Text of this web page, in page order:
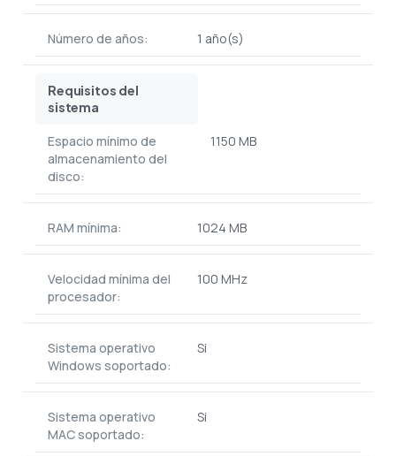
Número de años: 1 año(s)
Requisitos del
sistema
Espacio mínimo de
almacenamiento del
disco:
1150 MB
RAM mínima: 1024 MB
Velocidad mínima del
procesador:
100 MHz
Sistema operativo
Windows soportado:
Si
Sistema operativo
MAC soportado:
Si